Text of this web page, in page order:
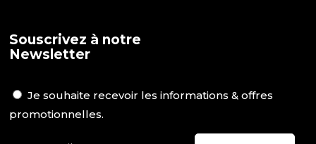
Souscrivez à notre
Newsletter
Je souhaite recevoir les informations & offres
promotionnelles.